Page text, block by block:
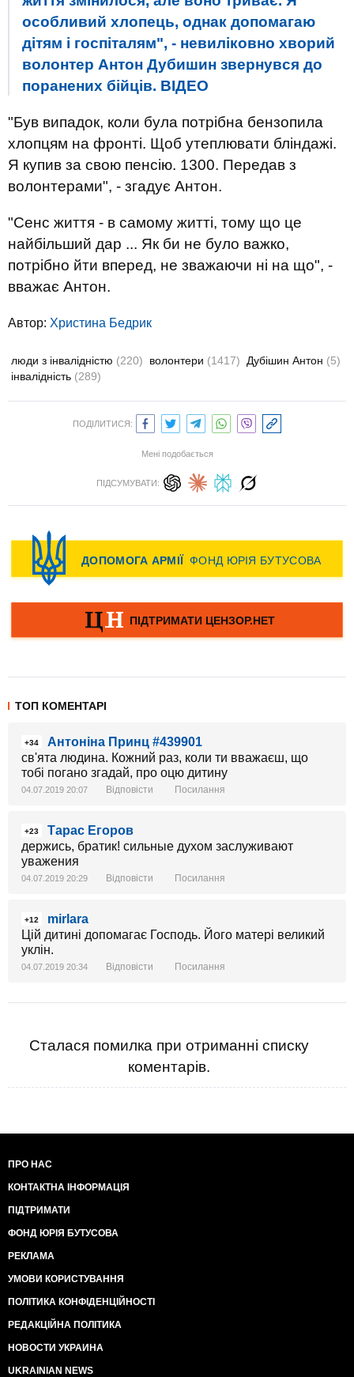
особливий хлопець, однак допомагаю
дітям і госпіталям", - невиліковно хворий
волонтер Антон Дубишин звернувся до
поранених бійців. ВIДЕО
"Був випадок, коли була потрібна бензопила
хлопцям на фронті. Щоб утеплювати бліндажі.
Я купив за свою пенсію. 1300. Передав з
волонтерами", - згадує Антон.
"Сенс життя - в самому житті, тому що це
найбільший дар ... Як би не було важко,
потрібно йти вперед, не зважаючи ні на що", -
вважає Антон.
Автор: Христина Бедрик
люди з інвалідністю (220) волонтери (1417) Дубішин Антон (5)
інвалідність (289)
ПОДІЛИТИСЯ:
Мені подобається
ПІДСУМУВАТИ:
ТОП КОМЕНТАРІ
+34
Антоніна Принц #439901
св'ята людина. Кожний раз, коли ти вважаєш, що
тобі погано згадай, про оцю дитину
04.07.2019 20:07 Відповісти Посилання
+23
Тарас Егоров
держись, братик! сильные духом заслуживают
уважения
04.07.2019 20:29 Відповісти Посилання
+12
mirlara
Цій дитині допомагає Господь. Його матері великий
уклін.
04.07.2019 20:34 Відповісти Посилання
Сталася помилка при отриманні списку
коментарів.
ПРО НАС
КОНТАКТНА ІНФОРМАЦІЯ
ПІДТРИМАТИ
ФОНД ЮРІЯ БУТУСОВА
РЕКЛАМА
УМОВИ КОРИСТУВАННЯ
ПОЛІТИКА КОНФІДЕНЦІЙНОСТІ
РЕДАКЦІЙНА ПОЛІТИКА
НОВОСТИ УКРАИНА
UKRAINIAN NEWS